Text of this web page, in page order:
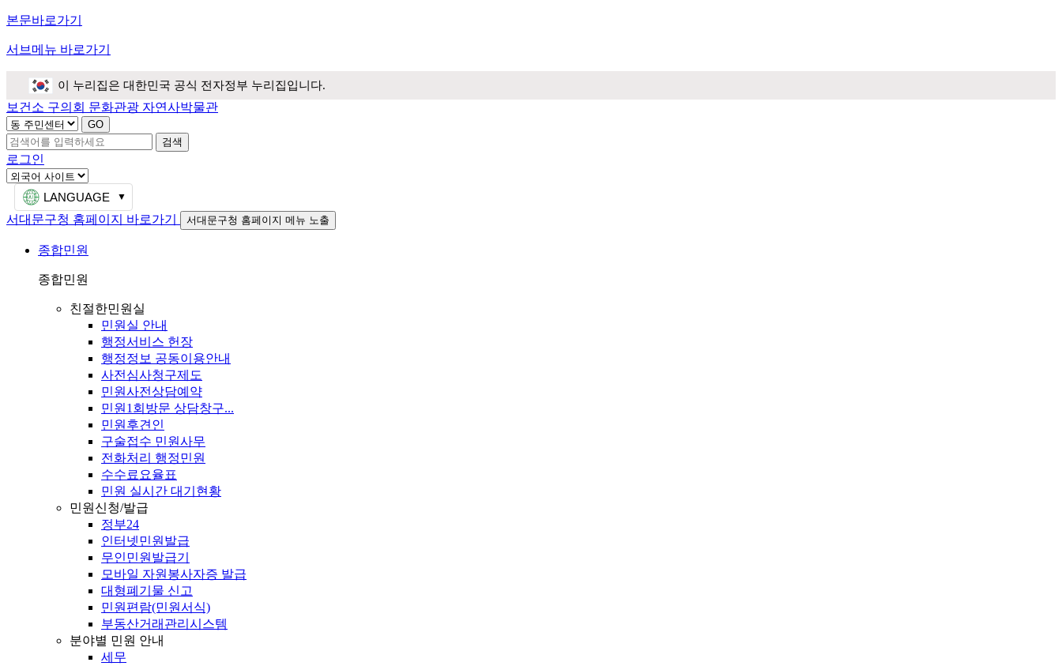
본문바로가기
서브메뉴 바로가기
이 누리집은 대한민국 공식 전자정부 누리집입니다.
보건소 구의회 문화관광 자연사박물관
검색
로그인
LANGUAGE
서대문구청 홈페이지 바로가기
서대문구청 홈페이지 메뉴 노출
종합민원
종합민원
친절한민원실
민원실 안내
행정서비스 헌장
행정정보 공동이용안내
사전심사청구제도
민원사전상담예약
민원1회방문 상담창구...
민원후견인
구술접수 민원사무
전화처리 행정민원
수수료요율표
민원 실시간 대기현황
민원신청/발급
정부24
인터넷민원발급
무인민원발급기
모바일 자원봉사자증 발급
대형폐기물 신고
민원편람(민원서식)
부동산거래관리시스템
분야별 민원 안내
세무